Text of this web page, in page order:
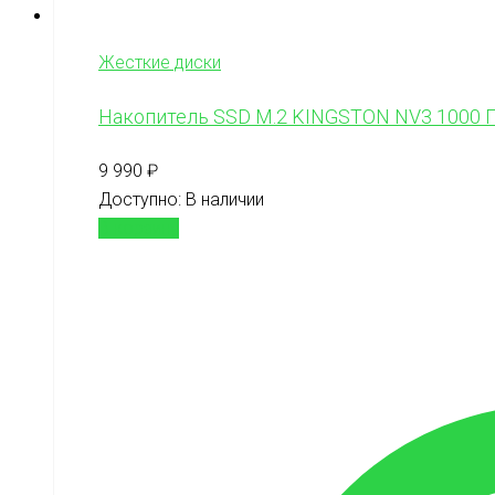
Жесткие диски
Накопитель SSD M.2 KINGSTON NV3 1000
9 990 ₽
Доступно: В наличии